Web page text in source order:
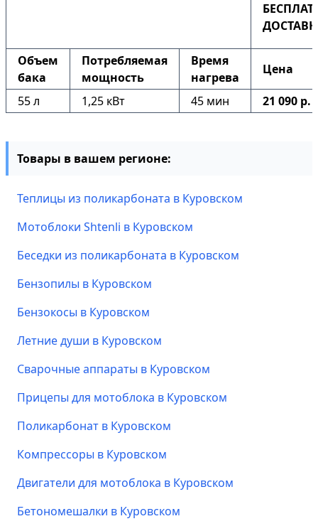
Объем
бака
Потребляемая
мощность
Время
нагрева
Цена
55 л 1,25 кВт 45 мин 21 090 р.
Товары в вашем регионе:
Теплицы из поликарбоната в Куровском
Мотоблоки Shtenli в Куровском
Беседки из поликарбоната в Куровском
Бензопилы в Куровском
Бензокосы в Куровском
Летние души в Куровском
Сварочные аппараты в Куровском
Прицепы для мотоблока в Куровском
Поликарбонат в Куровском
Компрессоры в Куровском
Двигатели для мотоблока в Куровском
Бетономешалки в Куровском